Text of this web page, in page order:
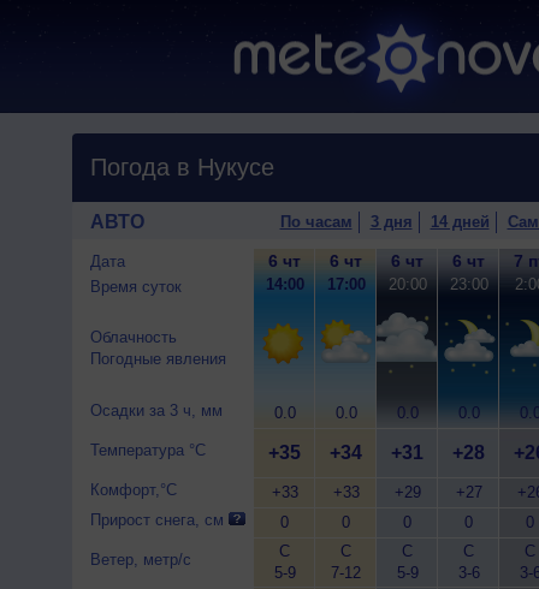
Погода в Нукусе
АВТО По часам 3 дня 14 дней
Дата
Время суток
Облачность
Погодные явления
Осадки за 3 ч, мм
Температура °C
Комфорт,°C
Прирост снега, см
Ветер, метр/с
6 чт
14:00
0.0
+35
+33
0
С
5-9
6 чт
17:00
0.0
+34
+33
0
С
7-12
6 чт
20:00
0.0
+31
+29
0
С
5-9
6 чт
23:00
0.0
+28
+27
0
С
3-6
7
0
С
3-